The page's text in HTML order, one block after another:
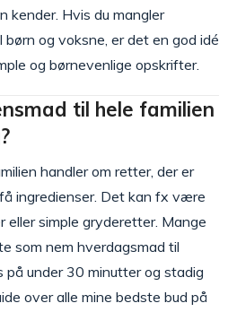
kender. Hvis du mangler
og voksne, er det en god idé
og børnevenlige opskrifter.
til hele familien
handler om retter, der er
ingredienser. Det kan fx være
eller simple gryderetter. Mange
som nem hverdagsmad til
på under 30 minutter og stadig
over alle mine bedste bud på